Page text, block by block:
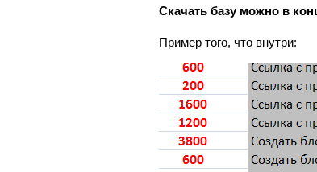
Скачать базу можно в
Пример того, что внутри: